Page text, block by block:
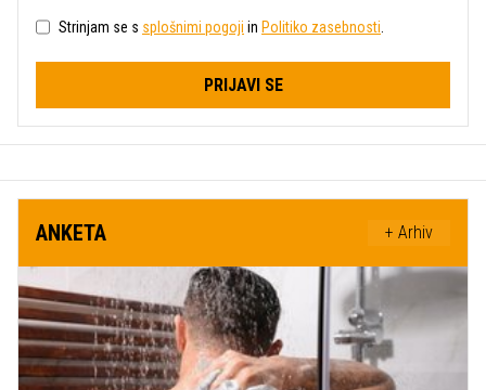
Strinjam se s splošnimi pogoji in Politiko zasebnosti
PRIJAVI SE
ANKETA + Arhiv